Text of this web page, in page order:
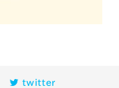
twitter